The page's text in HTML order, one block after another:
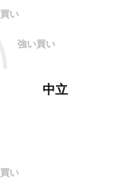
買い
買い
強い買い
中立